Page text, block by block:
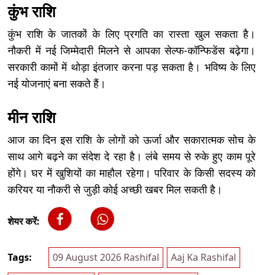
कुंभ राशि
कुंभ राशि के जातकों के लिए प्रगति का रास्ता खुल सकता है।
नौकरी में नई जिम्मेदारी मिलने से आपका सेल्फ-कॉन्फिडेंस बढ़ेगा।
सरकारी कामों में थोड़ा इंतजार करना पड़ सकता है। भविष्य के लिए
नई योजनाएं बना सकते हैं।
मीन राशि
आज का दिन इस राशि के लोगों को ऊर्जा और सकारात्मक सोच के
साथ आगे बढ़ने का संदेश दे रहा है। लंबे समय से रुके हुए काम पूरे
होंगे। घर में खुशियों का माहौल रहेगा। परिवार के किसी सदस्य को
करियर या नौकरी से जुड़ी कोई अच्छी खबर मिल सकती है।
शेयर करें:
Tags: 09 August 2026 Rashifal
Aaj Ka Rashifal